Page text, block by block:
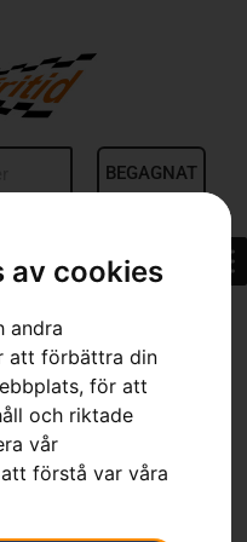
av cookies
andra
att förbättra din
för att
och riktade
vår
förstå var våra
BEGAGNAT